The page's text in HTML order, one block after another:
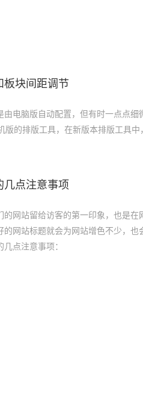
板块间距调节
由电脑版自动配置，但有时一点点
版的排版工具，在新版本排版工具中
几点注意事项
的网站留给访客的第一印象，也是
的网站标题就会为网站增色不少，也
点注意事项：